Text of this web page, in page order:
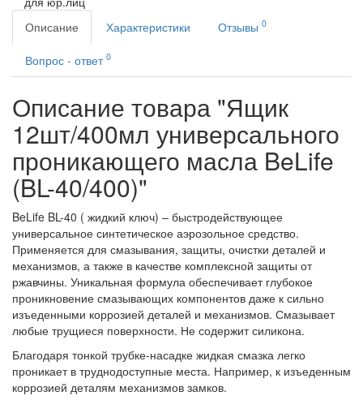
Описание
Характеристики Отзывы 0
Вопрос - ответ 0
Описание товара "Ящик
12шт/400мл универсального
проникающего масла BeLife
(BL-40/400)"
BeLife BL-40 ( жидкий ключ) – быстродействующее
универсальное синтетическое аэрозольное средство.
Применяется для смазывания, защиты, очистки деталей и
механизмов, а также в качестве комплексной защиты от
ржавчины. Уникальная формула обеспечивает глубокое
проникновение смазывающих компонентов даже к сильно
изъеденными коррозией деталей и механизмов. Смазывает
любые трущиеся поверхности. Не содержит силикона.
Благодаря тонкой трубке-насадке жидкая смазка легко
проникает в труднодоступные места. Например, к изъеденным
коррозией деталям механизмов замков.